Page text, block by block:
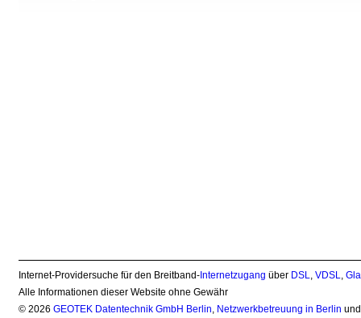
Internet-Providersuche für den Breitband- Internetzugang über DSL,VDSL,
Alle Informationen dieser Website ohne Gewähr
© 2026GEOTEK Datentechnik GmbH Berlin, Netzwerkbetreuung in Berlin